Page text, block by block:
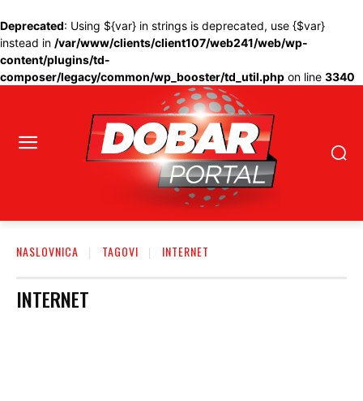
Deprecated: Using ${var} in strings is deprecated, use {$var}
instead in /var/www/clients/client107/web241/web/wp-
content/plugins/td-
composer/legacy/common/wp_booster/td_util.php on line 3340
NASLOVNICA TAGOVI INTERNET
INTERNET